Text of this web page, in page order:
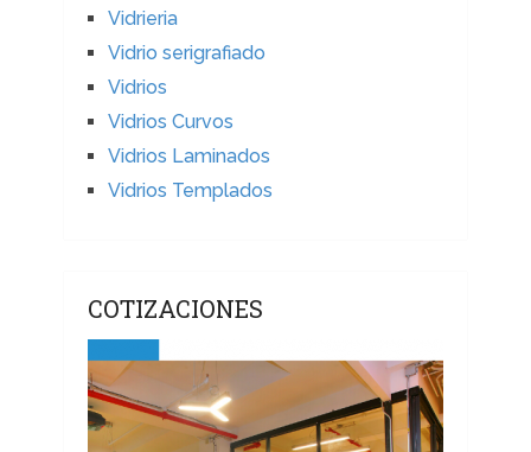
Vidrieria
Vidrio serigrafiado
Vidrios
Vidrios Curvos
Vidrios Laminados
Vidrios Templados
COTIZACIONES